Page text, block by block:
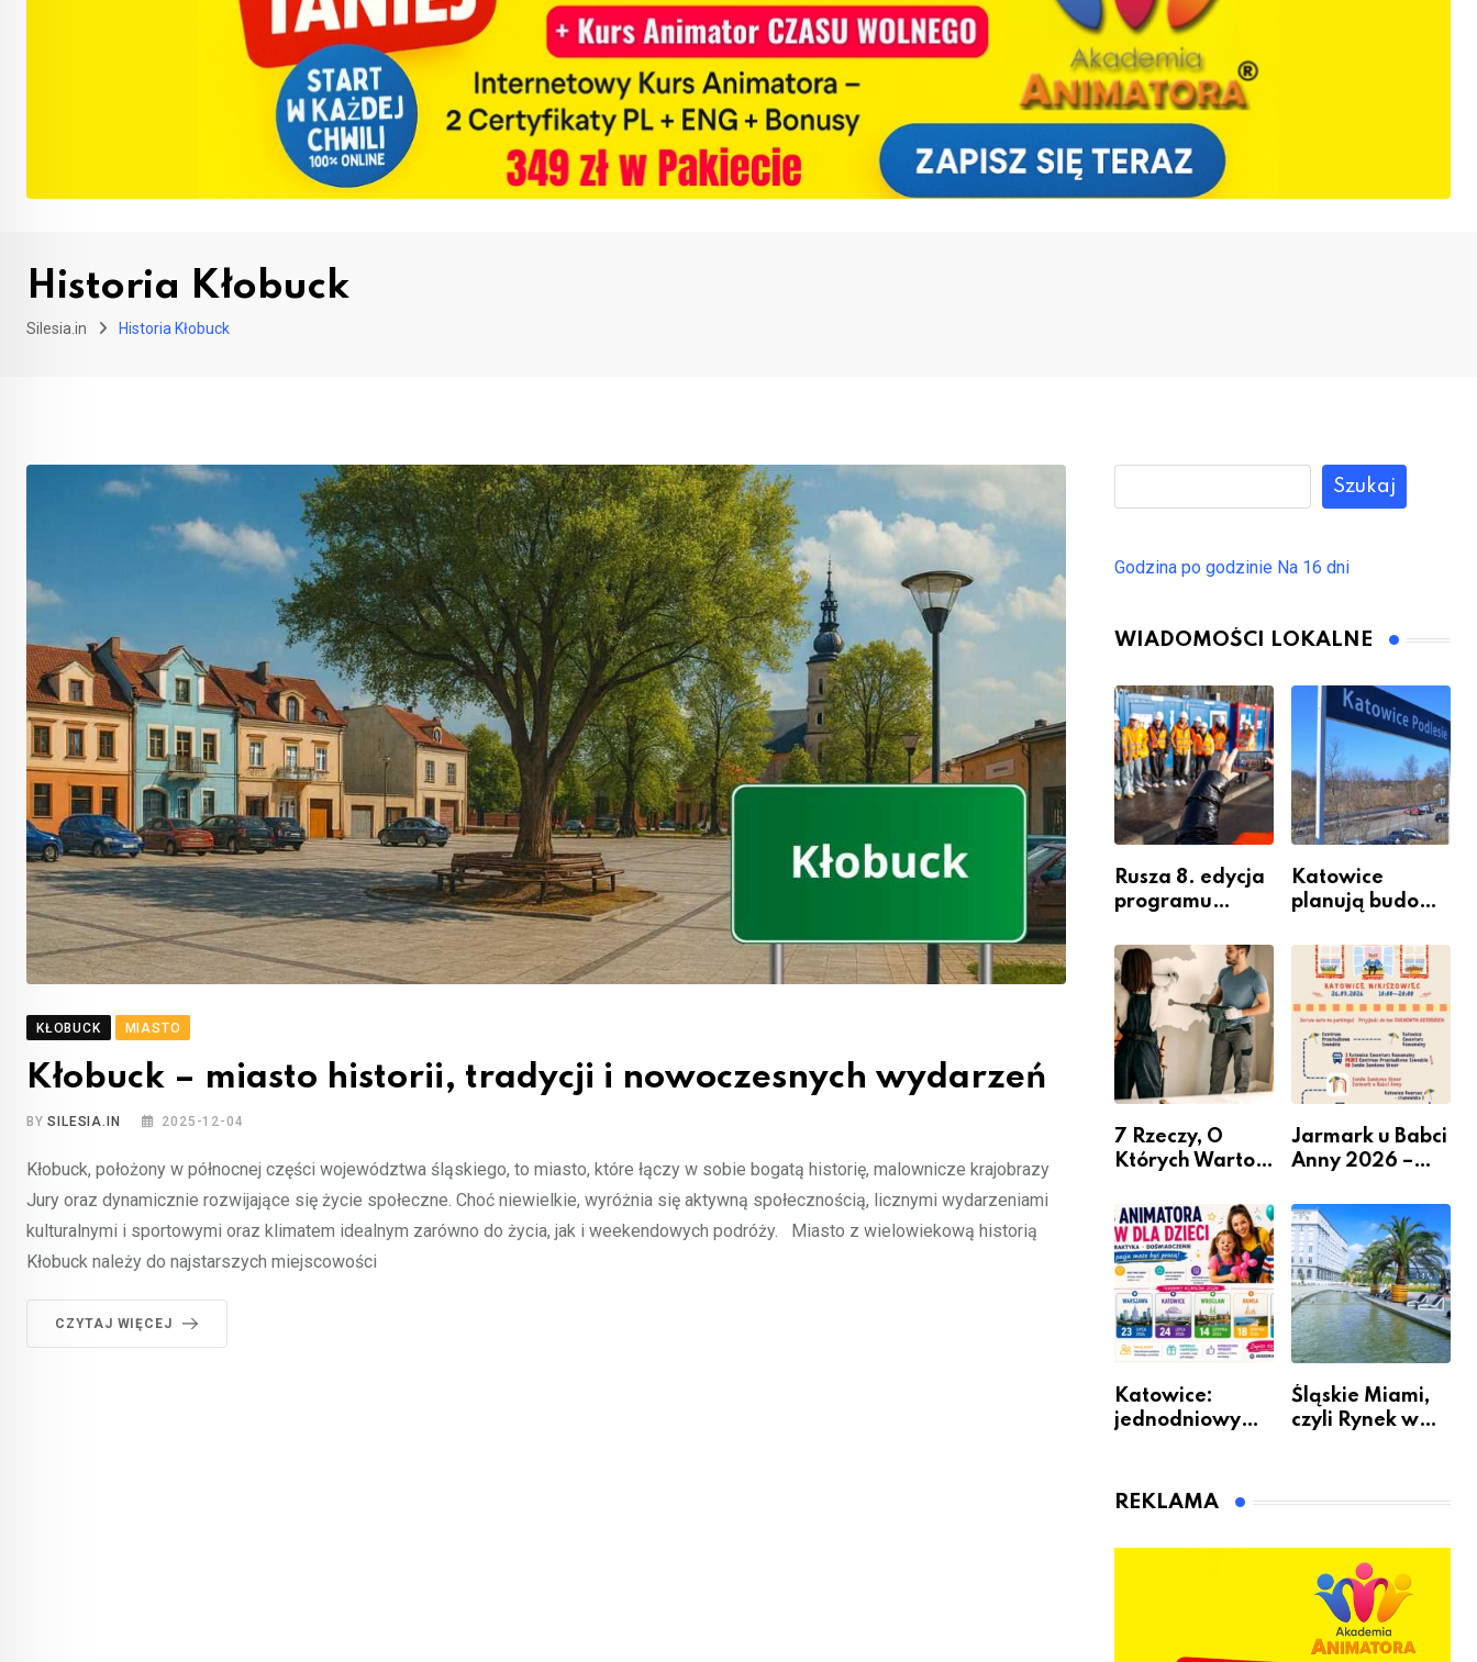
Historia Kłobuck
Silesia.in Historia Kłobuck
KŁOBUCK MIASTO
Kłobuck – miasto historii, tradycji i nowoczesnych wydarzeń
BYSILESIA.IN 2025-12-04
Kłobuck, położony w północnej części województwa śląskiego, to miasto, które łączy w sobie bogatą historię, malownicze krajobrazy
Jury oraz dynamicznie rozwijające się życie społeczne. Choć niewielkie, wyróżnia się aktywną społecznością, licznymi wydarzeniami
kulturalnymi i sportowymi oraz klimatem idealnym zarówno do życia, jak i weekendowych podróży. Miasto z wielowiekową historią
Kłobuck należy do najstarszych miejscowości
CZYTAJ WIĘCEJ
Szukaj
Godzina po godzinie Na 16 dni
WIADOMOŚCI LOKALNE
Rusza 8. edycja
programu
Miastem
Fachowców” –
nabór dla
przedsiębiorców
Katowice
planują budowę
przesiadkoweg
o w Podlesiu
7 Rzeczy, O
Których Warto
Remontem
Mieszkania
Jarmark u Babci
Anny 2026 –
Katowice:
jednodniowy
animatora
Śląskie Miami,
czyli Rynek w
REKLAMA